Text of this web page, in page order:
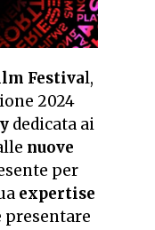
Festival,
2024
dedicata ai
nuove
per
expertise
presentare